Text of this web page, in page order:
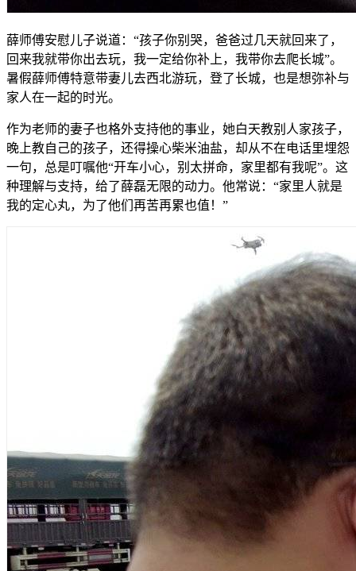
薛师傅安慰儿子说道：“孩子你别哭，爸爸过几天就回来了，
回来我就带你出去玩，我一定给你补上，我带你去爬长城”。
暑假薛师傅特意带妻儿去西北游玩，登了长城，也是想弥补与
家人在一起的时光。
作为老师的妻子也格外支持他的事业，她白天教别人家孩子，
晚上教自己的孩子，还得操心柴米油盐，却从不在电话里埋怨
一句，总是叮嘱他“开车小心，别太拼命，家里都有我呢”。这
种理解与支持，给了薛磊无限的动力。他常说：“家里人就是
我的定心丸，为了他们再苦再累也值！”